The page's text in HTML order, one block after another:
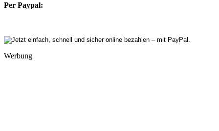
Per Paypal:
Werbung